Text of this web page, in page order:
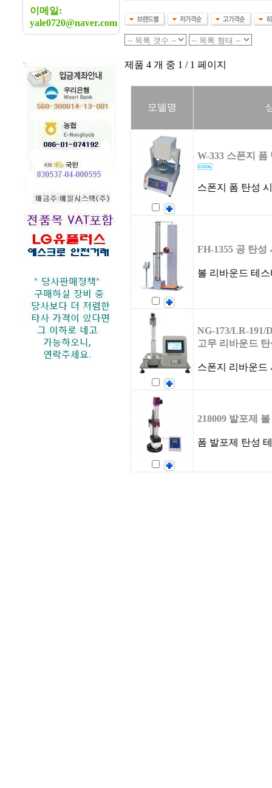
이메일:
yale0720@naver.com
제품 4 개 중 1 / 1 페이지
모델명
W-333 스폰지 폼
스폰지 폼 탄성
FH-1355 공 탄성
볼 리바운드 테스
NG-173/LR-191/
고무 리바운드
스폰지 리바운드
218009 발포제
폼 발포제 탄성